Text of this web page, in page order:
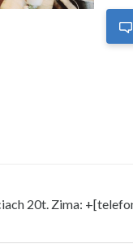
20t. Zima: